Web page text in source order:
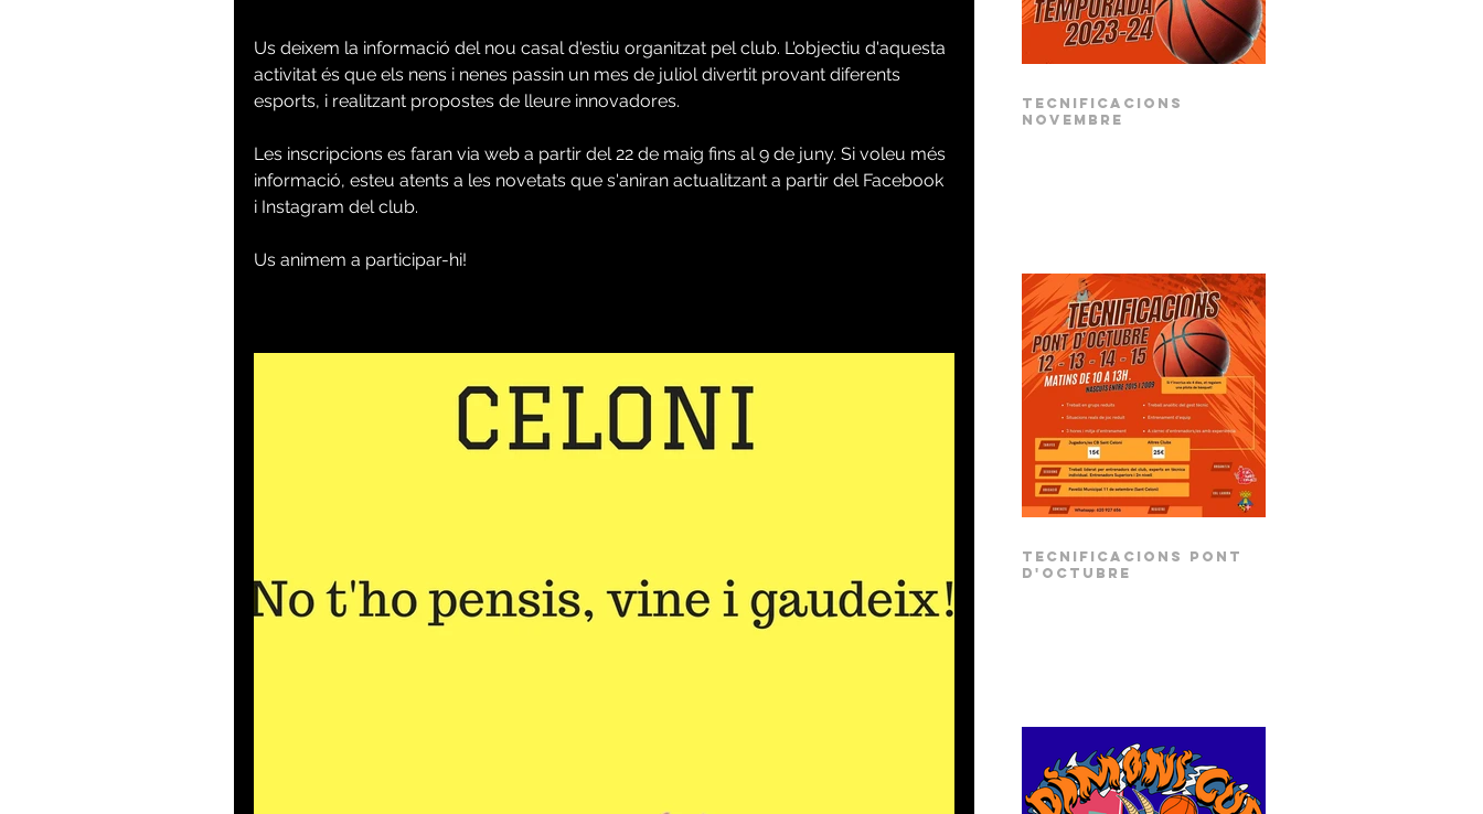
Us deixem la informació del nou casal d'estiu organitzat pel club. L'objectiu d'aquesta
activitat és que els nens i nenes passin un mes de juliol divertit provant diferents
esports, i realitzant propostes de lleure innovadores.
Les inscripcions es faran via web a partir del 22 de maig fins al 9 de juny. Si voleu més
informació, esteu atents a les novetats que s'aniran actualitzant a partir del Facebook
i Instagram del club.
Us animem a participar-hi!
Tecnificacions
novembre
Tecnificacions Pont
d'octubre